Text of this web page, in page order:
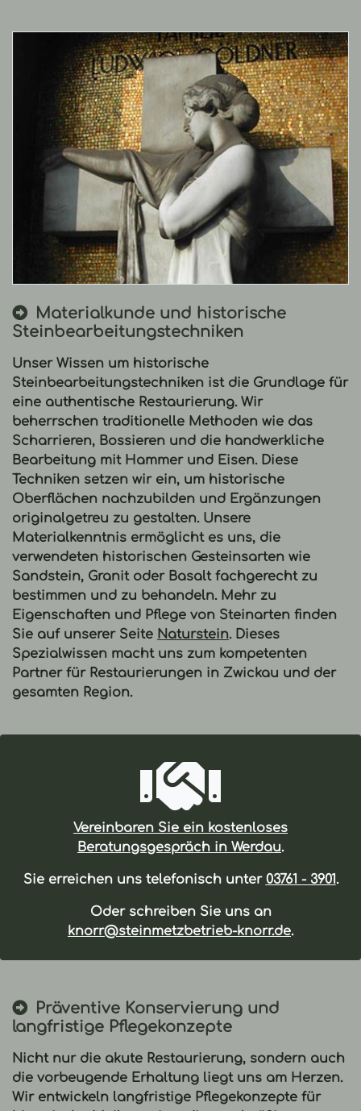
Materialkunde und historische
Steinbearbeitungstechniken
Unser Wissen um historische
Steinbearbeitungstechniken ist die Grundlage für
eine authentische Restaurierung. Wir
beherrschen traditionelle Methoden wie das
Scharrieren, Bossieren und die handwerkliche
Bearbeitung mit Hammer und Eisen. Diese
Techniken setzen wir ein, um historische
Oberflächen nachzubilden und Ergänzungen
originalgetreu zu gestalten. Unsere
Materialkenntnis ermöglicht es uns, die
verwendeten historischen Gesteinsarten wie
Sandstein, Granit oder Basalt fachgerecht zu
bestimmen und zu behandeln. Mehr zu
Eigenschaften und Pflege von Steinarten finden
Sie auf unserer Seite Naturstein. Dieses
Spezialwissen macht uns zum kompetenten
Partner für Restaurierungen in Zwickau und der
gesamten Region.
Vereinbaren Sie ein kostenloses
Beratungsgespräch in Werdau.
Sie erreichen uns telefonisch unter 03761 - 3901.
Oder schreiben Sie uns an
knorr@steinmetzbetrieb-knorr.de.
Präventive Konservierung und
langfristige Pflegekonzepte
Nicht nur die akute Restaurierung, sondern auch
die vorbeugende Erhaltung liegt uns am Herzen.
Wir entwickeln langfristige Pflegekonzepte für